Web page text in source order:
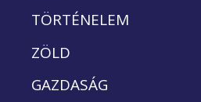
TÖRTÉNELEM
ZÖLD
GAZDASÁG